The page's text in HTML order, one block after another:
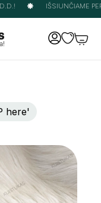
IŠSIUNČIAME
here'